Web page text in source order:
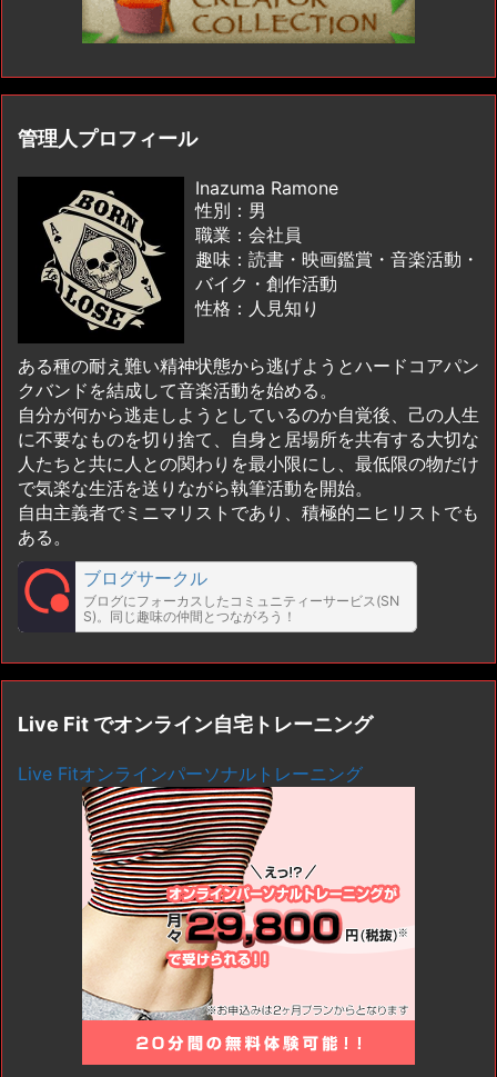
管理人プロフィール
Inazuma Ramone
性別：男
職業：会社員
趣味：読書・映画鑑賞・音楽活動・
バイク・創作活動
性格：人見知り
ある種の耐え難い精神状態から逃げようとハードコアパン
クバンドを結成して音楽活動を始める。
自分が何から逃走しようとしているのか自覚後、己の人生
に不要なものを切り捨て、自身と居場所を共有する大切な
人たちと共に人との関わりを最小限にし、最低限の物だけ
で気楽な生活を送りながら執筆活動を開始。
自由主義者でミニマリストであり、積極的ニヒリストでも
ある。
ブログサークル
ブログにフォーカスしたコミュニティーサービス(SN
S)。同じ趣味の仲間とつながろう！
Live Fit でオンライン自宅トレーニング
Live Fitオンラインパーソナルトレーニング